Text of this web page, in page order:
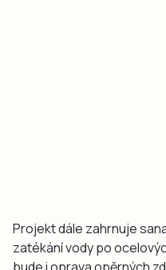
Projekt dále zahrnuje
zatékání vody po